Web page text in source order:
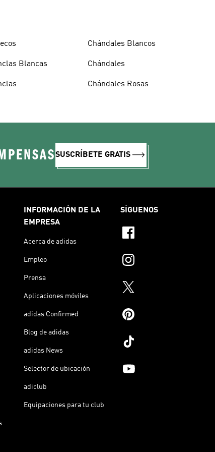
Blancas
Chándales Blancos
Chándales
Chándales Rosas
SUSCRÍBETE GRATIS
INFORMACIÓN DE LA
EMPRESA
Acerca de adidas
Empleo
Prensa
Aplicaciones móviles
adidas Confirmed
Blog de adidas
adidas News
Selector de ubicación
adiclub
Equipaciones para tu club
SÍGUENOS